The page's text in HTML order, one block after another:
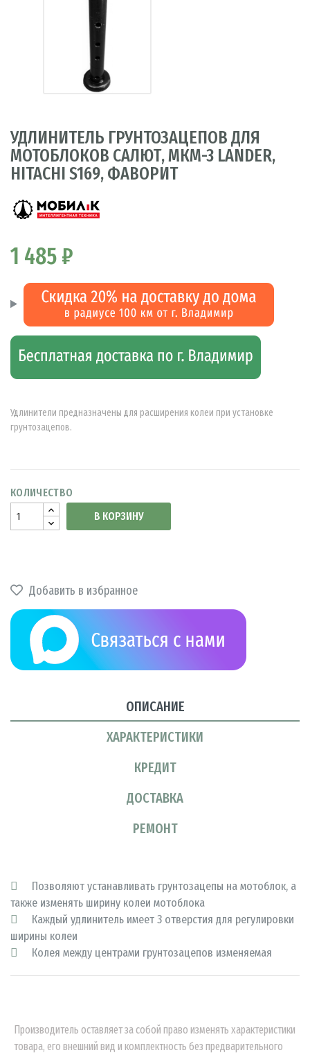
УДЛИНИТЕЛЬ ГРУНТОЗАЦЕПОВ ДЛЯ
МОТОБЛОКОВ САЛЮТ, МКМ-3 LANDER,
HITACHI S169, ФАВОРИТ
1 485 ₽
Удлинители предназначены для расширения колеи при установке
грунтозацепов.
КОЛИЧЕСТВО
В КОРЗИНУ
Добавить в избранное
ОПИСАНИЕ
ХАРАКТЕРИСТИКИ
КРЕДИТ
ДОСТАВКА
РЕМОНТ
Позволяют устанавливать грунтозацепы на мотоблок, а
также изменять ширину колеи мотоблока
Каждый удлинитель имеет 3 отверстия для регулировки
ширины колеи
Колея между центрами грунтозацепов изменяемая
Производитель оставляет за собой право изменять характеристики
товара, его внешний вид и комплектность без предварительного